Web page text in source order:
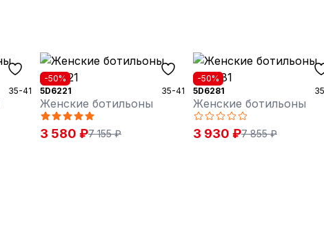
35-41
-50%
5D6221
35-41
Женские ботильоны
3 580 ₽7 155 ₽
-50%
5D6281
Женские ботильоны
3 930 ₽7 855 ₽